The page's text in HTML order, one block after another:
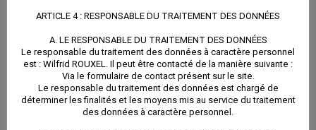
Articles similaires
ARTICLE 4 : RESPONSABLE DU TRAITEMENT DES DONNÉES
A. LE RESPONSABLE DU TRAITEMENT DES DONNÉES
Le responsable du traitement des données à caractère personnel
est : Wilfrid ROUXEL. Il peut être contacté de la manière suivante :
Via le formulaire de contact présent sur le site.
Le responsable du traitement des données est chargé de
déterminer les finalités et les moyens mis au service du traitement
des données à caractère personnel.